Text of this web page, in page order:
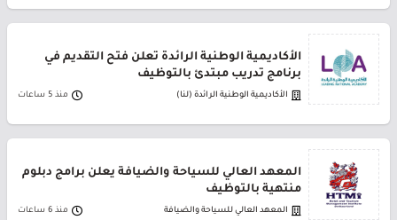
الأكاديمية الوطنية الرائدة تعلن فتح التقديم في
برنامج تدريب مبتدئ بالتوظيف
الأكاديمية الوطنية الرائدة (لنا) منذ 5 ساعات
المعهد العالي للسياحة والضيافة يعلن برامج دبلوم
منتهية بالتوظيف
المعهد العالي للسياحة والضيافة منذ 6 ساعات